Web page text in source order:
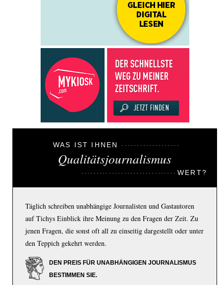
WAS IST IHNEN
Qualitätsjournalismus
WERT?
Täglich schreiben unabhängige Journalisten und Gastautoren
auf Tichys Einblick ihre Meinung zu den Fragen der Zeit. Zu
jenen Fragen, die sonst oft all zu einseitig dargestellt oder unter
den Teppich gekehrt werden.
DEN PREIS FÜR UNABHÄNGIGEN JOURNALISMUS
BESTIMMEN SIE.